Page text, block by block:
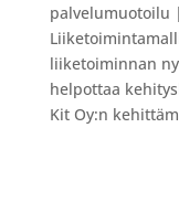
palvelumuotoilu
liiketoiminnan
helpottaa
Kit Oy:n